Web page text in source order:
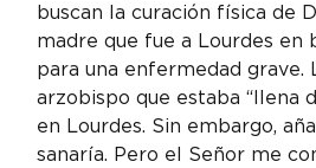
buscan la curación física de
madre que fue a Lourdes en
para una enfermedad grave.
arzobispo que estaba “llena
en Lourdes. Sin embargo,
sanaría. Pero el Señor me